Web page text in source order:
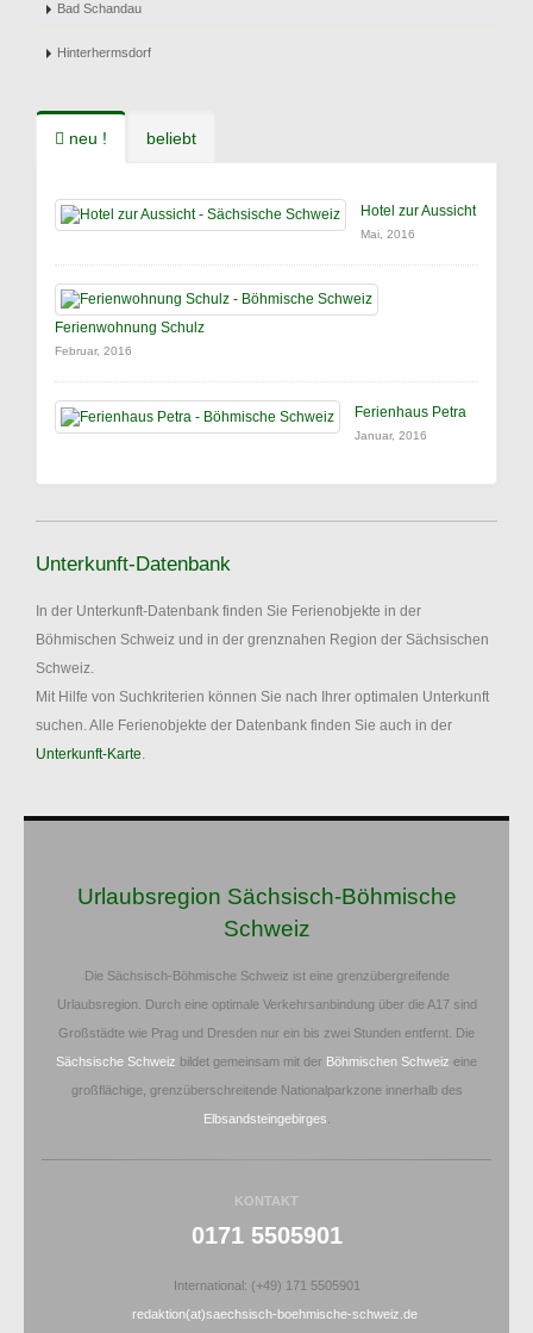
Bad Schandau
Hinterhermsdorf
neu ! beliebt
Hotel zur Aussicht
Mai, 2016
Ferienwohnung Schulz
Februar, 2016
Ferienhaus Petra
Januar, 2016
Unterkunft-Datenbank
In der Unterkunft-Datenbank finden Sie Ferienobjekte in der
Böhmischen Schweiz und in der grenznahen Region der Sächsischen
Schweiz.
Mit Hilfe von Suchkriterien können Sie nach Ihrer optimalen Unterkunft
suchen. Alle Ferienobjekte der Datenbank finden Sie auch in der
Unterkunft-Karte.
Urlaubsregion Sächsisch-Böhmische
Schweiz
Die Sächsisch-Böhmische Schweiz ist eine grenzübergreifende
Urlaubsregion. Durch eine optimale Verkehrsanbindung über die A17 sind
Großstädte wie Prag und Dresden nur ein bis zwei Stunden entfernt. Die
Sächsische Schweiz bildet gemeinsam mit der Böhmischen Schweiz eine
großflächige, grenzüberschreitende Nationalparkzone innerhalb des
Elbsandsteingebirges
KONTAKT
0171 5505901
International: (+49) 171 5505901
redaktion(at)saechsisch-boehmische-schweiz.de